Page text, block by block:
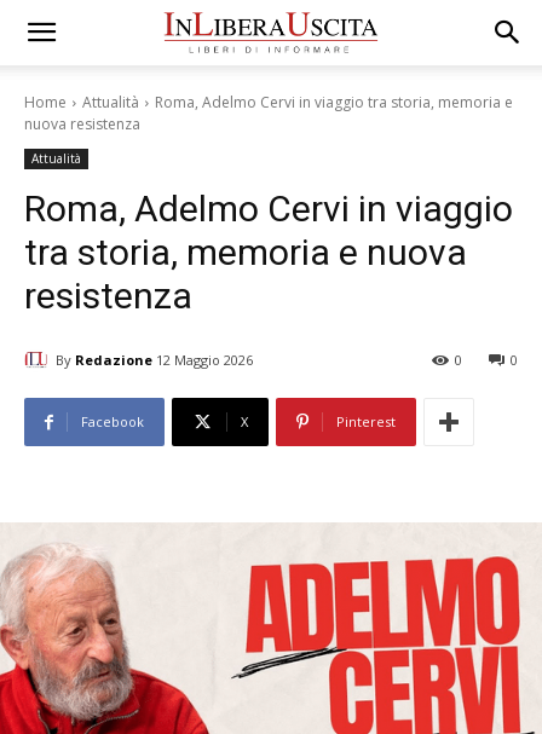
Home Attualità
Roma, Adelmo Cervi in viaggio tra storia, memoria e
nuova resistenza
Attualità
Roma, Adelmo Cervi in viaggio
tra storia, memoria e nuova
resistenza
By Redazione 12 Maggio 2026 0
0
Facebook X Pinterest